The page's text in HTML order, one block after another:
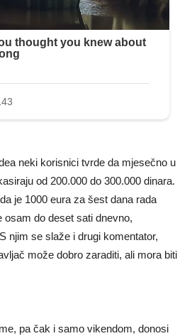
neki korisnici tvrde da mjesečno u
od 200.000 do 300.000 dinara.
je 1000 eura za šest dana rada
osam do deset sati dnevno,
njim se slaže i drugi komentator,
može dobro zaraditi, ali mora biti
pa čak i samo vikendom, donosi